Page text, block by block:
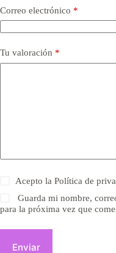
Correo electrónico *
Tu valoración *
Acepto laPolítica de
Guarda mi nombre,
para la próxima vez que
Enviar